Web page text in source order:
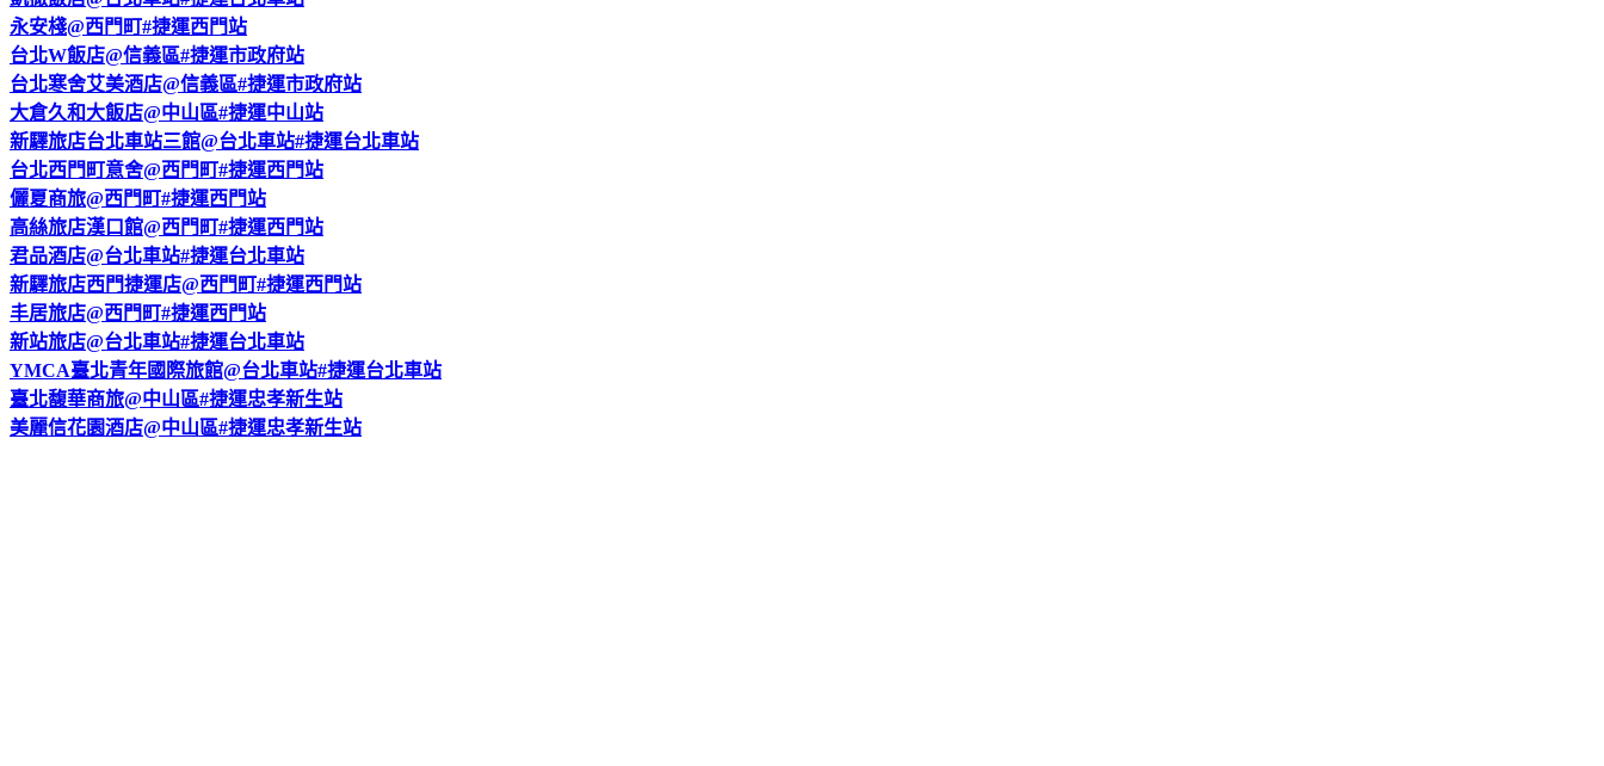
永安棧@西門町#捷運西門站
台北W飯店@信義區#捷運市政府站
台北寒舍艾美酒店@信義區#捷運市政府站
大倉久和大飯店@中山區#捷運中山站
新驛旅店台北車站三館@台北車站#捷運台北車站
台北西門町意舍@西門町#捷運西門站
儷夏商旅@西門町#捷運西門站
高絲旅店漢口館@西門町#捷運西門站
君品酒店@台北車站#捷運台北車站
新驛旅店西門捷運店@西門町#捷運西門站
丰居旅店@西門町#捷運西門站
新站旅店@台北車站#捷運台北車站
YMCA臺北青年國際旅館@台北車站#捷運台北車站
臺北馥華商旅@中山區#捷運忠孝新生站
美麗信花園酒店@中山區#捷運忠孝新生站